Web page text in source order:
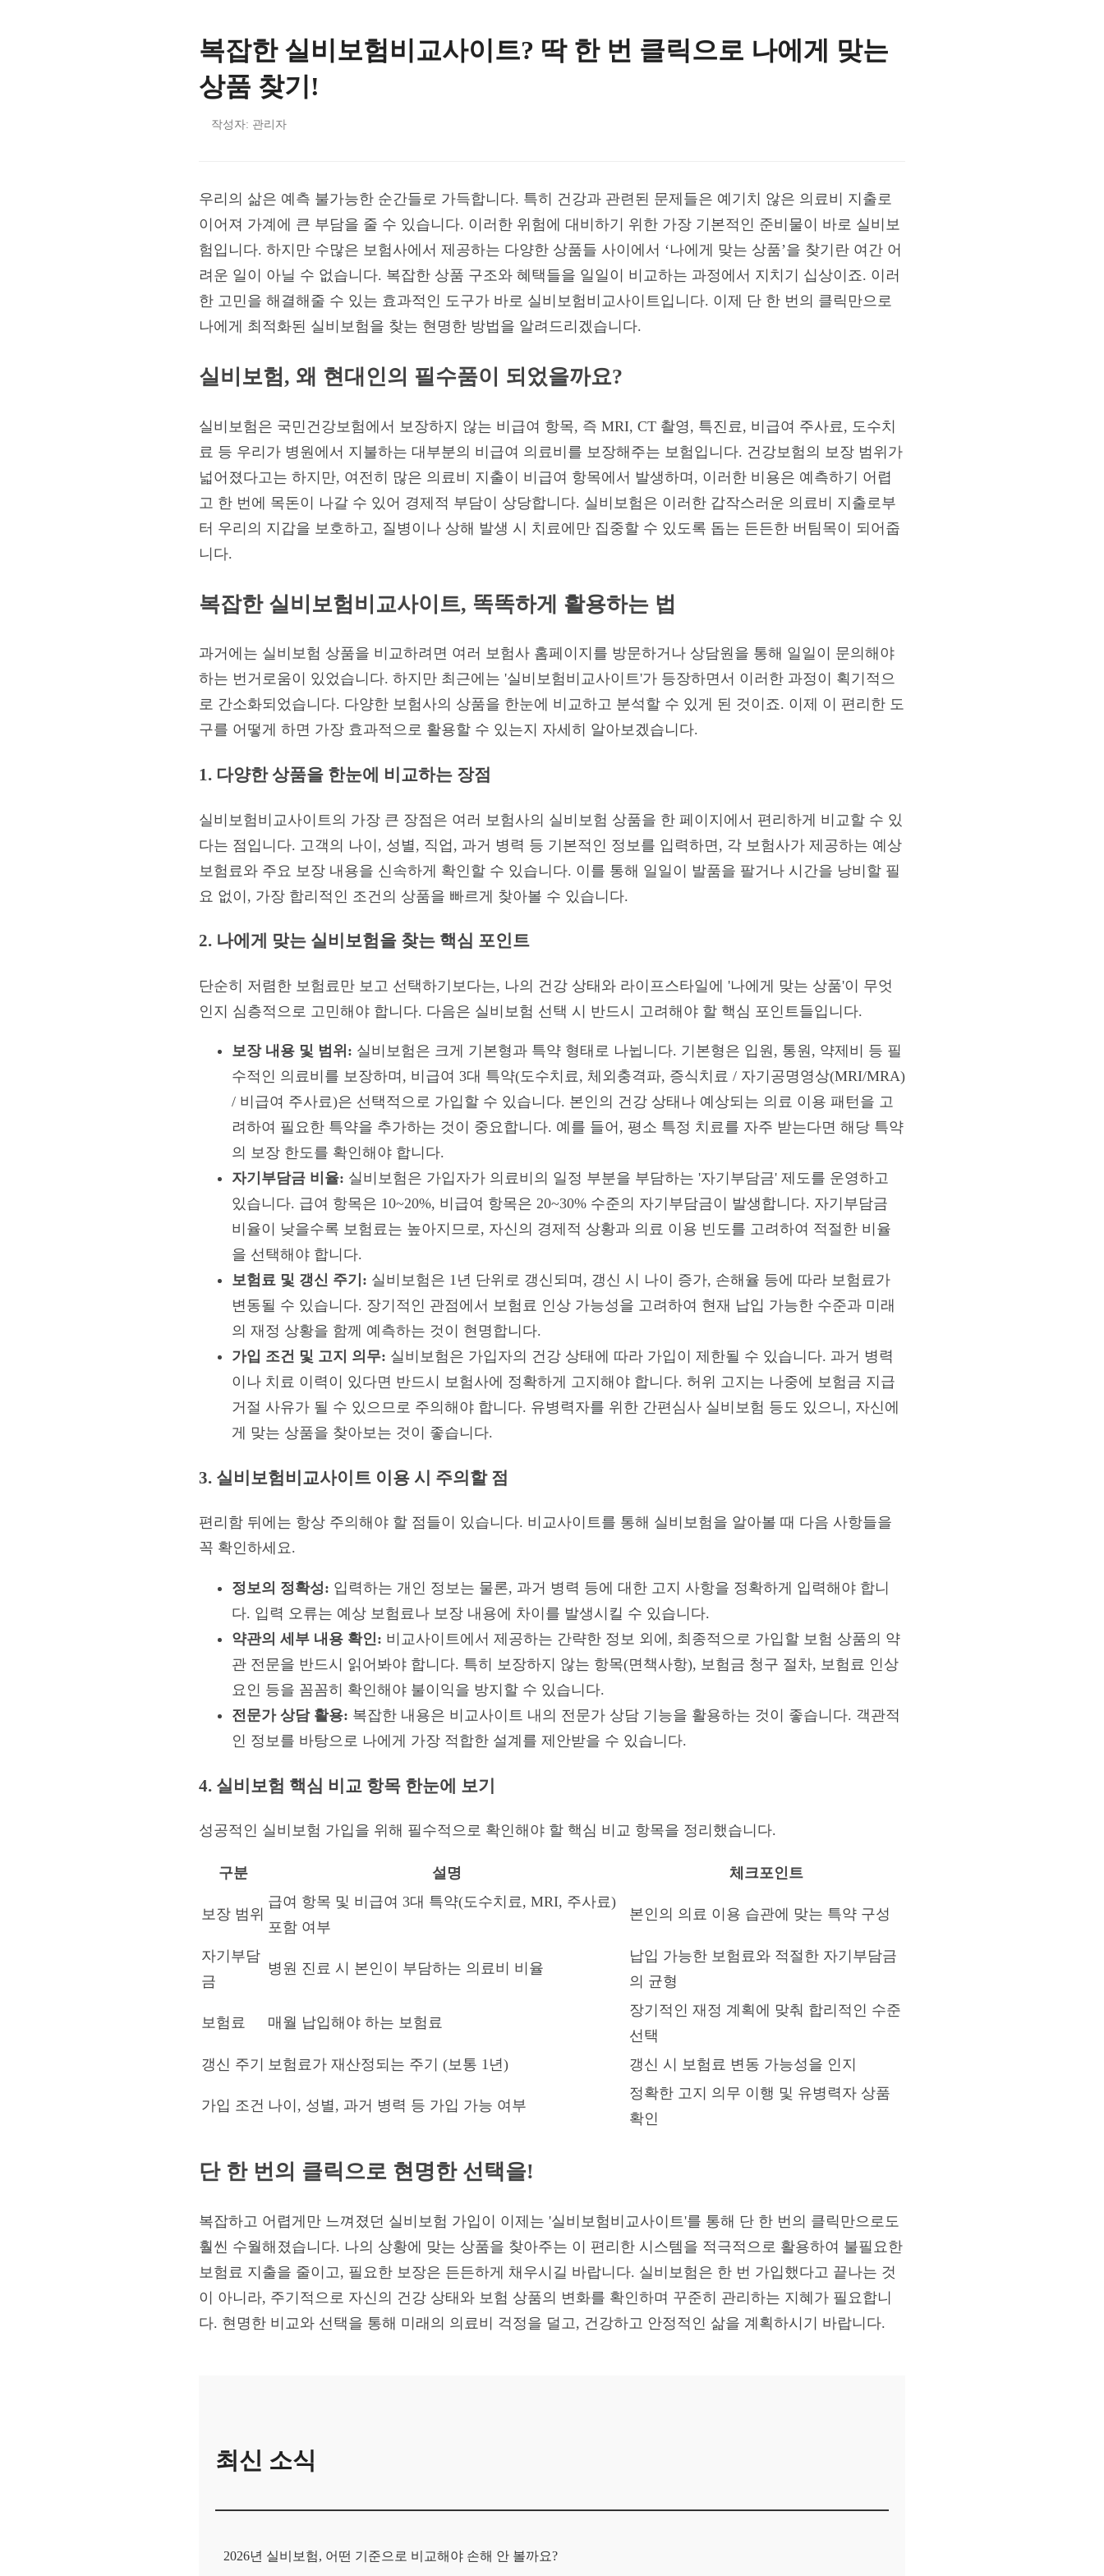
복잡한 실비보험비교사이트? 딱 한 번 클릭으로 나에게 맞는
상품 찾기!
작성자: 관리자
우리의 삶은 예측 불가능한 순간들로 가득합니다. 특히 건강과 관련된 문제들은 예기치 않은 의료비 지출로
이어져 가계에 큰 부담을 줄 수 있습니다. 이러한 위험에 대비하기 위한 가장 기본적인 준비물이 바로 실비보
험입니다. 하지만 수많은 보험사에서 제공하는 다양한 상품들 사이에서 ‘나에게 맞는 상품’을 찾기란 여간 어
려운 일이 아닐 수 없습니다. 복잡한 상품 구조와 혜택들을 일일이 비교하는 과정에서 지치기 십상이죠. 이러
한 고민을 해결해줄 수 있는 효과적인 도구가 바로 실비보험비교사이트입니다. 이제 단 한 번의 클릭만으로
나에게 최적화된 실비보험을 찾는 현명한 방법을 알려드리겠습니다.
실비보험, 왜 현대인의 필수품이 되었을까요?
실비보험은 국민건강보험에서 보장하지 않는 비급여 항목, 즉 MRI, CT 촬영, 특진료, 비급여 주사료, 도수치
료 등 우리가 병원에서 지불하는 대부분의 비급여 의료비를 보장해주는 보험입니다. 건강보험의 보장 범위가
넓어졌다고는 하지만, 여전히 많은 의료비 지출이 비급여 항목에서 발생하며, 이러한 비용은 예측하기 어렵
고 한 번에 목돈이 나갈 수 있어 경제적 부담이 상당합니다. 실비보험은 이러한 갑작스러운 의료비 지출로부
터 우리의 지갑을 보호하고, 질병이나 상해 발생 시 치료에만 집중할 수 있도록 돕는 든든한 버팀목이 되어줍
니다.
복잡한 실비보험비교사이트, 똑똑하게 활용하는 법
과거에는 실비보험 상품을 비교하려면 여러 보험사 홈페이지를 방문하거나 상담원을 통해 일일이 문의해야
하는 번거로움이 있었습니다. 하지만 최근에는 '실비보험비교사이트'가 등장하면서 이러한 과정이 획기적으
로 간소화되었습니다. 다양한 보험사의 상품을 한눈에 비교하고 분석할 수 있게 된 것이죠. 이제 이 편리한 도
구를 어떻게 하면 가장 효과적으로 활용할 수 있는지 자세히 알아보겠습니다.
1. 다양한 상품을 한눈에 비교하는 장점
실비보험비교사이트의 가장 큰 장점은 여러 보험사의 실비보험 상품을 한 페이지에서 편리하게 비교할 수 있
다는 점입니다. 고객의 나이, 성별, 직업, 과거 병력 등 기본적인 정보를 입력하면, 각 보험사가 제공하는 예상
보험료와 주요 보장 내용을 신속하게 확인할 수 있습니다. 이를 통해 일일이 발품을 팔거나 시간을 낭비할 필
요 없이, 가장 합리적인 조건의 상품을 빠르게 찾아볼 수 있습니다.
2. 나에게 맞는 실비보험을 찾는 핵심 포인트
단순히 저렴한 보험료만 보고 선택하기보다는, 나의 건강 상태와 라이프스타일에 '나에게 맞는 상품'이 무엇
인지 심층적으로 고민해야 합니다. 다음은 실비보험 선택 시 반드시 고려해야 할 핵심 포인트들입니다.
보장 내용 및 범위: 실비보험은 크게 기본형과 특약 형태로 나뉩니다. 기본형은 입원, 통원, 약제비 등 필
수적인 의료비를 보장하며, 비급여 3대 특약(도수치료, 체외충격파, 증식치료 / 자기공명영상(MRI/MRA)
/ 비급여 주사료)은 선택적으로 가입할 수 있습니다. 본인의 건강 상태나 예상되는 의료 이용 패턴을 고
려하여 필요한 특약을 추가하는 것이 중요합니다. 예를 들어, 평소 특정 치료를 자주 받는다면 해당 특약
의 보장 한도를 확인해야 합니다.
자기부담금 비율: 실비보험은 가입자가 의료비의 일정 부분을 부담하는 '자기부담금' 제도를 운영하고
있습니다. 급여 항목은 10~20%, 비급여 항목은 20~30% 수준의 자기부담금이 발생합니다. 자기부담금
비율이 낮을수록 보험료는 높아지므로, 자신의 경제적 상황과 의료 이용 빈도를 고려하여 적절한 비율
을 선택해야 합니다.
보험료 및 갱신 주기: 실비보험은 1년 단위로 갱신되며, 갱신 시 나이 증가, 손해율 등에 따라 보험료가
변동될 수 있습니다. 장기적인 관점에서 보험료 인상 가능성을 고려하여 현재 납입 가능한 수준과 미래
의 재정 상황을 함께 예측하는 것이 현명합니다.
가입 조건 및 고지 의무: 실비보험은 가입자의 건강 상태에 따라 가입이 제한될 수 있습니다. 과거 병력
이나 치료 이력이 있다면 반드시 보험사에 정확하게 고지해야 합니다. 허위 고지는 나중에 보험금 지급
거절 사유가 될 수 있으므로 주의해야 합니다. 유병력자를 위한 간편심사 실비보험 등도 있으니, 자신에
게 맞는 상품을 찾아보는 것이 좋습니다.
3. 실비보험비교사이트 이용 시 주의할 점
편리함 뒤에는 항상 주의해야 할 점들이 있습니다. 비교사이트를 통해 실비보험을 알아볼 때 다음 사항들을
꼭 확인하세요.
정보의 정확성: 입력하는 개인 정보는 물론, 과거 병력 등에 대한 고지 사항을 정확하게 입력해야 합니
다. 입력 오류는 예상 보험료나 보장 내용에 차이를 발생시킬 수 있습니다.
약관의 세부 내용 확인: 비교사이트에서 제공하는 간략한 정보 외에, 최종적으로 가입할 보험 상품의 약
관 전문을 반드시 읽어봐야 합니다. 특히 보장하지 않는 항목(면책사항), 보험금 청구 절차, 보험료 인상
요인 등을 꼼꼼히 확인해야 불이익을 방지할 수 있습니다.
전문가 상담 활용: 복잡한 내용은 비교사이트 내의 전문가 상담 기능을 활용하는 것이 좋습니다. 객관적
인 정보를 바탕으로 나에게 가장 적합한 설계를 제안받을 수 있습니다.
4. 실비보험 핵심 비교 항목 한눈에 보기
성공적인 실비보험 가입을 위해 필수적으로 확인해야 할 핵심 비교 항목을 정리했습니다.
구분 설명 체크포인트
보장 범위
급여 항목 및 비급여 3대 특약(도수치료, MRI, 주사료)
포함 여부
본인의 의료 이용 습관에 맞는 특약 구성
자기부담
금
병원 진료 시 본인이 부담하는 의료비 비율
납입 가능한 보험료와 적절한 자기부담금
의 균형
보험료 매월 납입해야 하는 보험료
장기적인 재정 계획에 맞춰 합리적인 수준
선택
갱신 주기 보험료가 재산정되는 주기 (보통 1년) 갱신 시 보험료 변동 가능성을 인지
가입 조건 나이, 성별, 과거 병력 등 가입 가능 여부
정확한 고지 의무 이행 및 유병력자 상품
확인
단 한 번의 클릭으로 현명한 선택을!
복잡하고 어렵게만 느껴졌던 실비보험 가입이 이제는 '실비보험비교사이트'를 통해 단 한 번의 클릭만으로도
훨씬 수월해졌습니다. 나의 상황에 맞는 상품을 찾아주는 이 편리한 시스템을 적극적으로 활용하여 불필요한
보험료 지출을 줄이고, 필요한 보장은 든든하게 채우시길 바랍니다. 실비보험은 한 번 가입했다고 끝나는 것
이 아니라, 주기적으로 자신의 건강 상태와 보험 상품의 변화를 확인하며 꾸준히 관리하는 지혜가 필요합니
다. 현명한 비교와 선택을 통해 미래의 의료비 걱정을 덜고, 건강하고 안정적인 삶을 계획하시기 바랍니다.
최신 소식
2026년 실비보험, 어떤 기준으로 비교해야 손해 안 볼까요?